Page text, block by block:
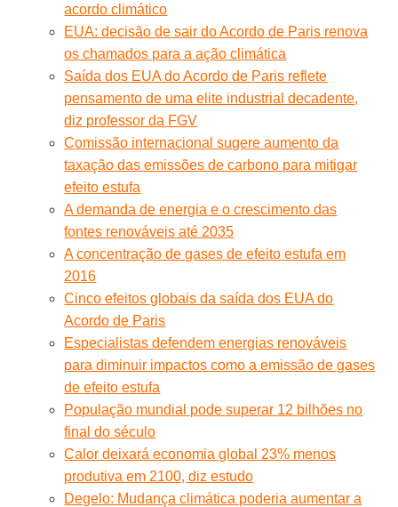
acordo climático
EUA: decisão de sair do Acordo de Paris renova
os chamados para a ação climática
Saída dos EUA do Acordo de Paris reflete
pensamento de uma elite industrial decadente,
diz professor da FGV
Comissão internacional sugere aumento da
taxação das emissões de carbono para mitigar
efeito estufa
A demanda de energia e o crescimento das
fontes renováveis até 2035
A concentração de gases de efeito estufa em
2016
Cinco efeitos globais da saída dos EUA do
Acordo de Paris
Especialistas defendem energias renováveis
para diminuir impactos como a emissão de gases
de efeito estufa
População mundial pode superar 12 bilhões no
final do século
Calor deixará economia global 23% menos
produtiva em 2100, diz estudo
Degelo: Mudança climática poderia aumentar a